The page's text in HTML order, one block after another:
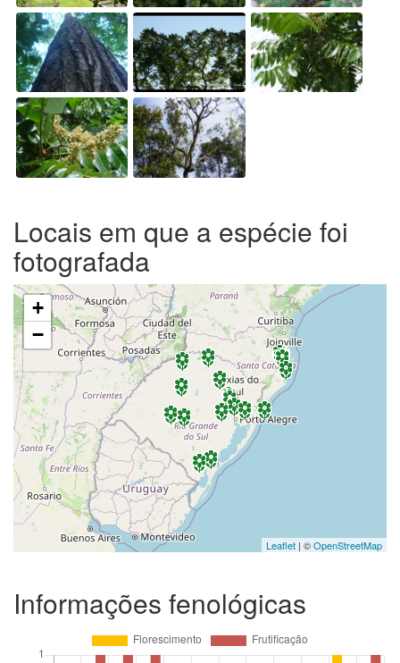
Locais em que a espécie foi
fotografada
+
−
Leaflet | ©OpenStreetMap
Informações fenológicas